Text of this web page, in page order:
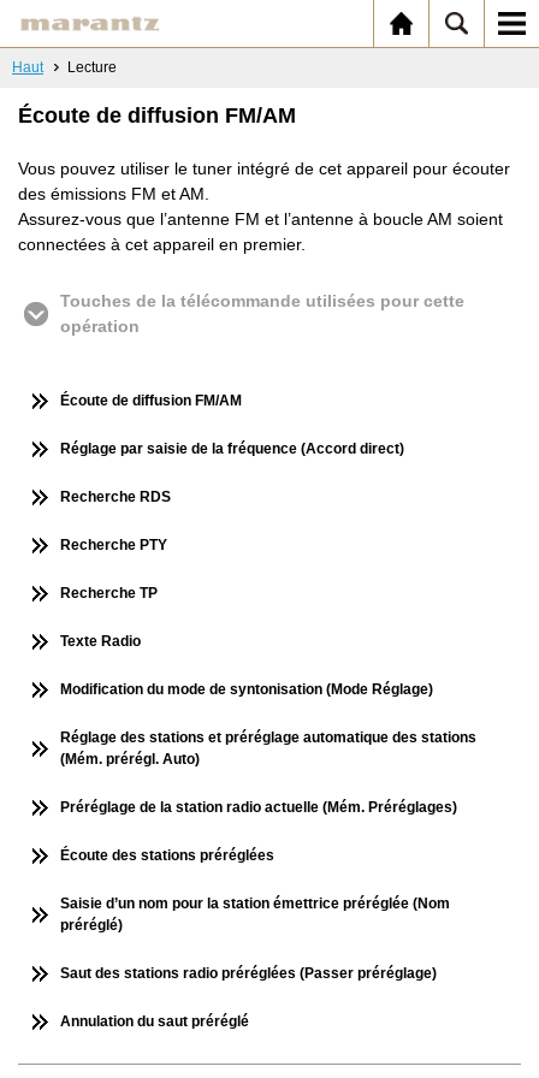
Haut Lecture
Écoute de diffusion FM/AM
Vous pouvez utiliser le tuner intégré de cet appareil pour écouter
des émissions FM et AM.
Assurez-vous que l’antenne FM et l’antenne à boucle AM soient
connectées à cet appareil en premier.
Touches de la télécommande utilisées pour cette
opération
Écoute de diffusion FM/AM
Réglage par saisie de la fréquence (Accord direct)
Recherche RDS
Recherche PTY
Recherche TP
Texte Radio
Modification du mode de syntonisation (Mode Réglage)
Réglage des stations et préréglage automatique des stations
(Mém. prérégl. Auto)
Préréglage de la station radio actuelle (Mém. Préréglages)
Écoute des stations préréglées
Saisie d’un nom pour la station émettrice préréglée (Nom
préréglé)
Saut des stations radio préréglées (Passer préréglage)
Annulation du saut préréglé